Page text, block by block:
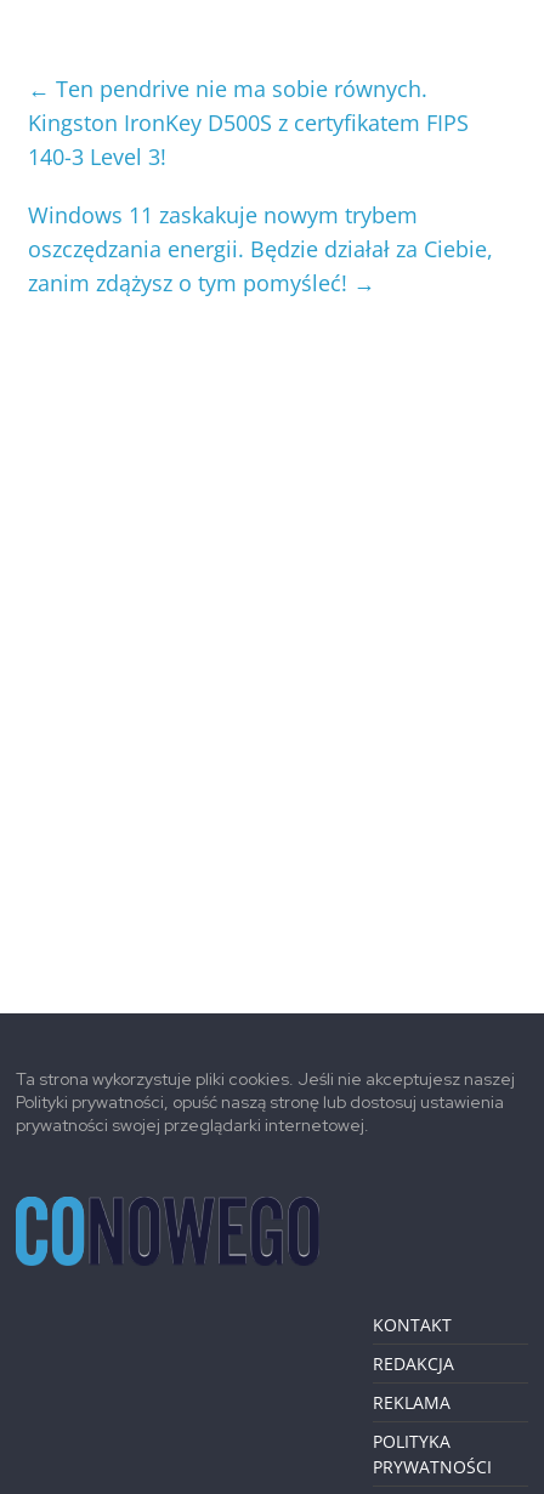
← Ten pendrive nie ma sobie równych.
Kingston IronKey D500S z certyfikatem FIPS
140-3 Level 3!
Windows 11 zaskakuje nowym trybem
oszczędzania energii. Będzie działał za Ciebie,
zanim zdążysz o tym pomyśleć! →
Ta strona wykorzystuje pliki cookies. Jeśli nie akceptujesz naszej
Polityki prywatności, opuść naszą stronę lub dostosuj ustawienia
prywatności swojej przeglądarki internetowej.
KONTAKT
REDAKCJA
REKLAMA
POLITYKA
PRYWATNOŚCI